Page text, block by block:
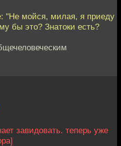
"Не мойся, милая, я приеду
бы это? Знатоки есть?
завидовать. теперь уже